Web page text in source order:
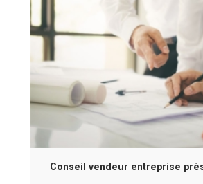
Conseil vendeur entreprise